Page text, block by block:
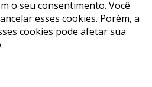
o seu consentimento. Você
esses cookies. Porém, a
cookies pode afetar sua